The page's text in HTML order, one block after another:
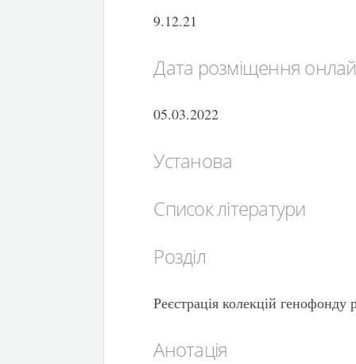
9.12.21
Дата розміщення
05.03.2022
Установа
Список літератури
Розділ
Реєстрація колекцій генофонду
Анотація